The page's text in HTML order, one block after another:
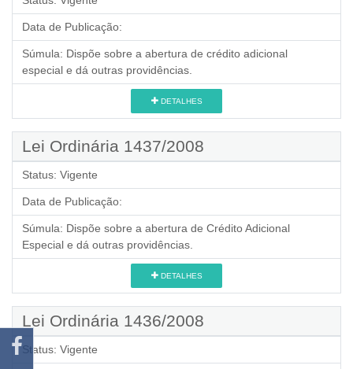
Data de Publicação:
Súmula: Dispõe sobre a abertura de crédito adicional
especial e dá outras providências.
DETALHES
Lei Ordinária 1437/2008
Status: Vigente
Data de Publicação:
Súmula: Dispõe sobre a abertura de Crédito Adicional
Especial e dá outras providências.
DETALHES
Lei Ordinária 1436/2008
Status: Vigente